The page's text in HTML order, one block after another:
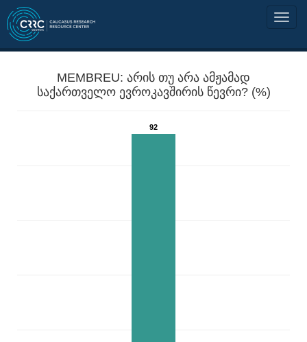
MEMBREU: არის თუ არა ამჟამად
საქართველო ევროკავშირის წევრი? (%)
92